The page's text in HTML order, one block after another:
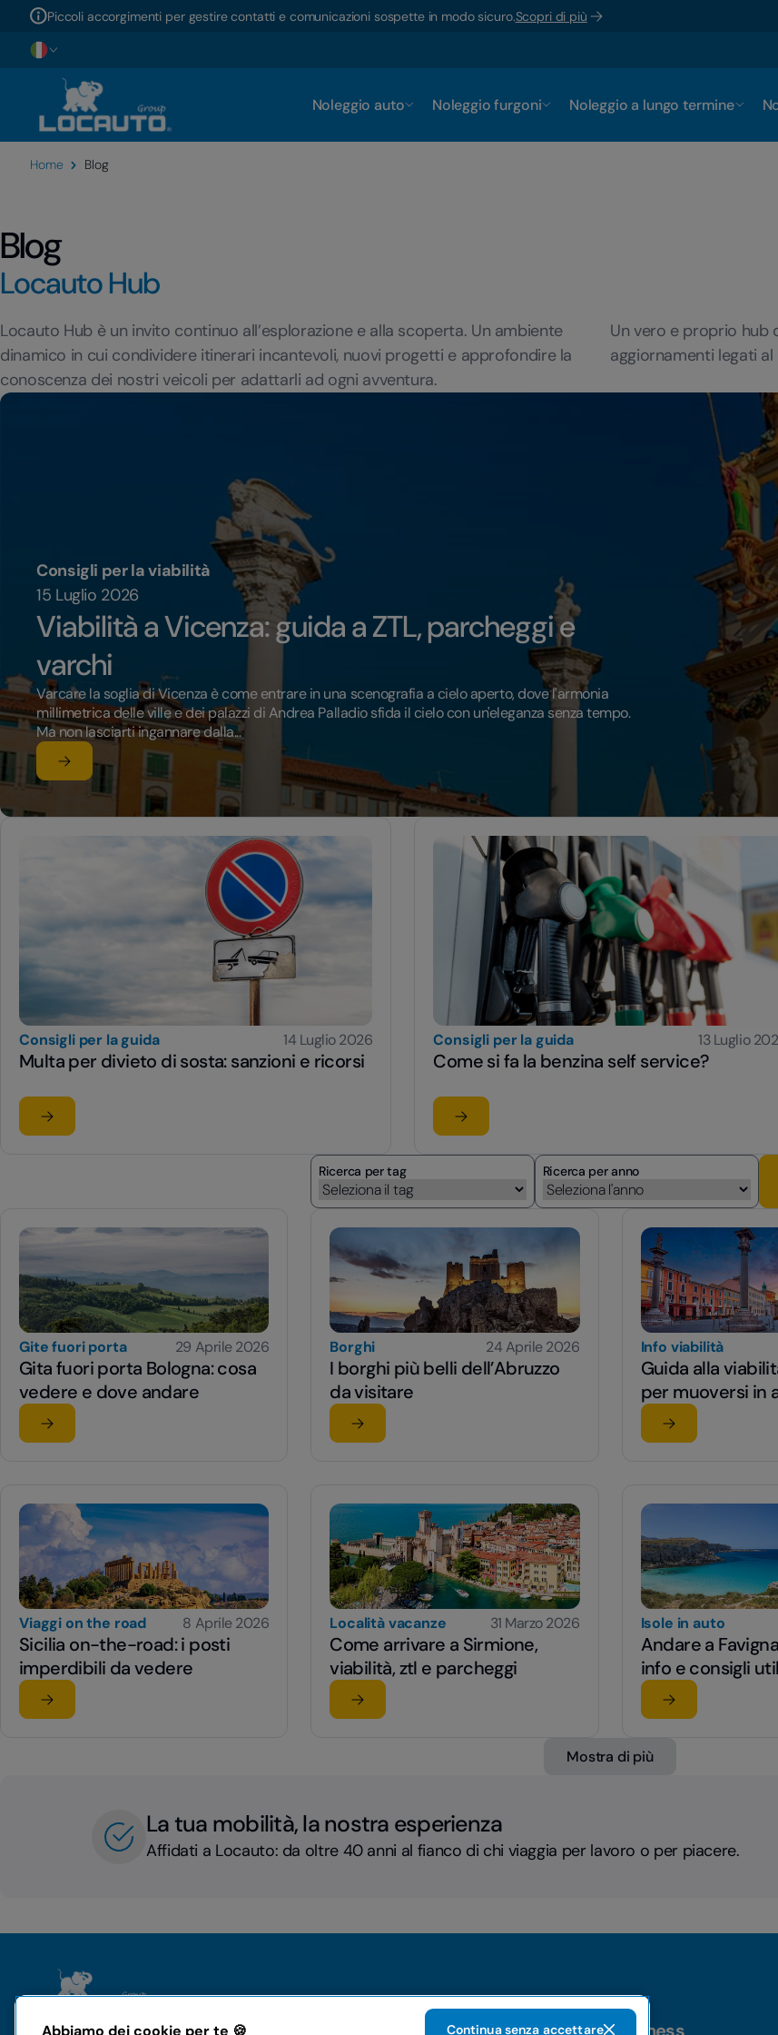
Piccoli accorgimenti per gestire contatti e comunicazioni sospette in modo sicuro.Scopri di più
Noleggio auto Noleggio furgoni Noleggio a lungo termine
Home Blog
Blog
Locauto Hub
Locauto Hub è un invito continuo all’esplorazione e alla scoperta. Un ambiente
dinamico in cui condividere itinerari incantevoli, nuovi progetti e approfondire la
conoscenza dei nostri veicoli per adattarli ad ogni avventura.
Un vero e proprio hub
aggiornamenti legati
Consigli per la viabilità
15 Luglio 2026
Viabilità a Vicenza: guida a ZTL, parcheggi e
varchi
Varcare la soglia di Vicenza è come entrare in una scenografia a cielo aperto, dove l'armonia
millimetrica delle ville e dei palazzi di Andrea Palladio sfida il cielo con un'eleganza senza tempo.
Ma non lasciarti ingannare dalla...
Leggi l'articolo
su Viabilità a Vicenza: guida a ZTL, parcheggi e varchi
Consigli per la guida 14 Luglio 2026
Multa per divieto di sosta: sanzioni e ricorsi
Leggi l'articolo
su Multa per divieto di sosta: sanzioni e ricorsi
Consigli per la guida 13 Luglio
Come si fa la benzina self service?
Leggi l'articolo
su Come si fa la benzina self service?
Ricerca per tag Ricerca per anno
Gite fuori porta 29 Aprile 2026
Gita fuori porta Bologna: cosa
vedere e dove andare
Leggi l'articolo
su Gita fuori porta Bologna: cosa vedere e dove andare
Borghi 24 Aprile 2026
I borghi più belli dell’Abruzzo
da visitare
Leggi l'articolo
su I borghi più belli dell’Abruzzo da visitare
Info viabilità
Guida alla
per muoversi in
Leggi l'articolo
su Guida alla
Viaggi on the road 8 Aprile 2026
Sicilia on-the-road: i posti
imperdibili da vedere
Leggi l'articolo
su Sicilia on-the-road: i posti imperdibili da vedere
Località vacanze 31 Marzo 2026
Come arrivare a Sirmione,
viabilità, ztl e parcheggi
Leggi l'articolo
su Come arrivare a Sirmione, viabilità, ztl e parcheggi
Isole in auto
Andare a
info e consigli
Leggi l'articolo
su Andare a
Mostra di più
La tua mobilità, la nostra esperienza
Affidati a Locauto: da oltre 40 anni al fianco di chi viaggia per lavoro o per piacere.
Abbiamo dei cookie per te 🍪 Continua senza accettare